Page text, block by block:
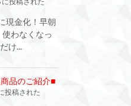
に投稿された
現金化！早朝
わなくなっ
け...
品のご紹介■
投稿された